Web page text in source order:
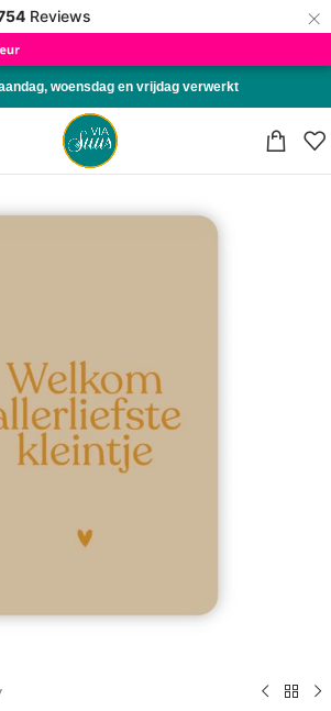
Reviews ×
woensdag en vrijdag verwerkt